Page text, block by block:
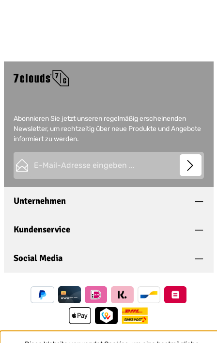
Abonnieren Sie jetzt unseren regelmäßig erscheinenden
Newsletter, um rechtzeitig über neue Produkte und Angebote
informiert zu werden.
Datenschutz
Ich habe die
bin mit ihnen einverstanden.
Die mit einem Stern (*) markierten Felder sind
Unternehmen
Kundenservice
Social Media